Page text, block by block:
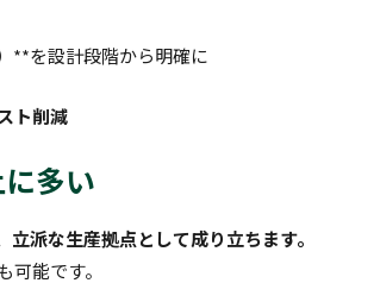
**を設計段階から明確に
ト削減
多い
派な生産拠点として成り立ちます。
可能です。